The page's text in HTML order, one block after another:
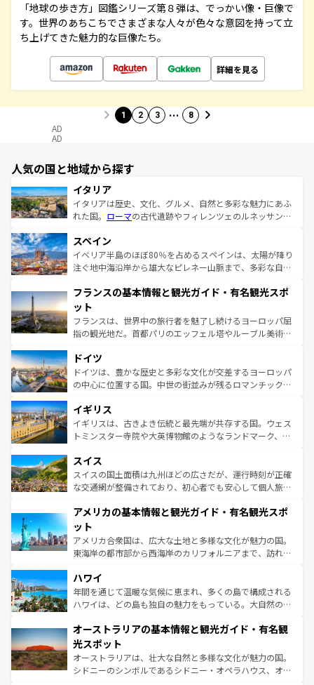
「地球の歩き方」図鑑シリーズ第８弾は、でっかい像・巨像で
す。世界のあちこちでさまざまな人々が色々な意図を持って立
ち上げてきた魅力的な巨像たち。
詳細を見る
1 2 3 … 8
AD
AD
人気の国と地域から探す
イタリア
イタリアは歴史、文化、グルメ、自然と多彩な魅力にあふ
れた国。 ローマの古代遺跡やフィレンツェのルネッサンス
ろん、トスカーナの美しい田園風景やアマルフィ海岸の絶
景など、自然景観も見逃せない。観光の合間には、本場の
ピザやパスタなど、絶品のイタリア料理を堪能することも
ませてくれるイタリアで、忘れられない旅をしてみよう！
なお、新着のイタリア情報は
しい。
スペイン
イベリア半島のほぼ80％を占めるスペインは、太陽が降り
注ぐ地中海沿岸から雄大なピレネー山脈まで、多彩な自然
文化が根付くこの国では、情熱的なフラメンコ、熱気あふ
れる闘牛、そして美味しいタパスが生活の一部となってい
る。首都マドリードの洗練された雰囲気や、バルセロナの
アートに溢れた街角から、地方では古代ローマ遺跡や中世
せる。地方によって風土や気候が異なるスペインはその個
性で訪れる人を魅了する。 なお、新着のスペイン情報は コ
ンテンツ一覧を参照してほしい。
フランスの基本情報と観光ガイド・有名観光スポ
ット
フランスは、世界中の旅行者を魅了し続けるヨーロッパ屈
指の観光地だ。首都パリのエッフェル塔やルーブル美術館
で、幅広い魅力が詰まっている。華麗な宮殿、歴史的な大
聖堂、美しいビーチ、そして豊かな自然が、訪れる者を心
から魅了する。また、フランスは美食の国としても知ら
いる。シャンパンの発祥地であるランス、プロヴァンスの
香り高いラベンダー畑など、多彩な楽しみ方が可能だ。さ
らに、パリ以外の地域にも魅力が溢れており、どの街角に
れる地方に足を運ぶとそれぞれで全く異なる文化を体験で
きるだろう。 なお、新着のフランス情報はコンテンツ一覧
を参照してほしい。
ドイツ
ドイツは、豊かな歴史と多彩な文化が交差するヨーロッパ
の中心に位置する国。中世の街並みが残るロマンチック街
顔を持つこの国は、どこを歩いても飽きることがない。ベ
ルリンの文化的活気、バイエルン州のアルプスの絶景、そ
してライン川沿いのワイン畑といった風景は必見。ビール
は、お酒好きな人にはぜひ体験してほしい。 なお、新着の
ドイツ情報はコンテンツ一覧を参照してほしい。
イギリス
イギリスは、古きよき伝統と最先端が共存する国。ウェス
トミンスター寺院や大英博物館のようなランドマーク、歴
リアごとに異なる魅力がある。また、優雅なアフタヌーン
ティー、ビール好きにはたまらない英国パブ、サッカー観
戦など、本場だからこそできる体験も豊富。イギリスを旅
ンツ一覧を参照してほしい。
スイス
スイスの国土面積は九州ほどの広さだが、運行時刻が正確
な交通網が整備されており、初心者でも安心して個人旅行
の建物がそのまま残る町や、スイスならではのユニークな
博物館もあり、アルプス観光だけでなく町歩きも満喫する
ことができる。国民の所得が高いため物価も高いが、旅行
者向けの交通パス提供のサービスもあり、うまく活用すれ
着のスイス情報は
アメリカの基本情報と観光ガイド・有名観光スポ
ット
アメリカ合衆国は、広大な土地と多様な文化が魅力の国。
東海岸の都市部から西海岸のカリフォルニアまで、訪れる
のような巨大都市は、観光、ショッピング、エンターテイ
ンメントが詰まった刺激的なスポットだ。一方、アメリカ
西部には大自然が広がり、グランドキャニオンやイエロー
部のニューオーリンズでは、音楽と美食が融合した独特の
文化が魅力。旅行者はアメリカの各地域で異なる魅力を楽
しみながら、その多様性と豊かな歴史を感じることができ
るだろう。車でのロードトリップや列車の旅も、アメリカ
ハワイ
年間を通じて温暖な気候に恵まれ、多くの島で構成される
ハワイは、どの島も独自の魅力をもっている。大自然の神
ワイ島は見逃せない。また、定番の観光地といえばオアフ
島だが、静かな自然を求めるならマウイ島やカウアイ島が
おすすめ。エメラルドグリーンに輝く海をはじめ、豊かな
文化や歴史が息づいている。「アロハスピリット」と呼ば
オーストラリアの基本情報と観光ガイド・有名観
光スポット
オーストラリアは、壮大な自然と多様な文化が魅力の国。
シドニーのシンボルであるシドニー・オペラハウス、オー